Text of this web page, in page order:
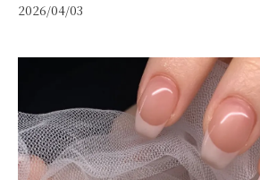
2026/04/03